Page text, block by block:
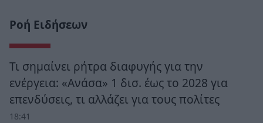
Ροή Ειδήσεων
Τι σημαίνει ρήτρα διαφυγής για την
ενέργεια: «Ανάσα» 1 δισ. έως το 2028 για
επενδύσεις, τι αλλάζει για τους πολίτες
18:41